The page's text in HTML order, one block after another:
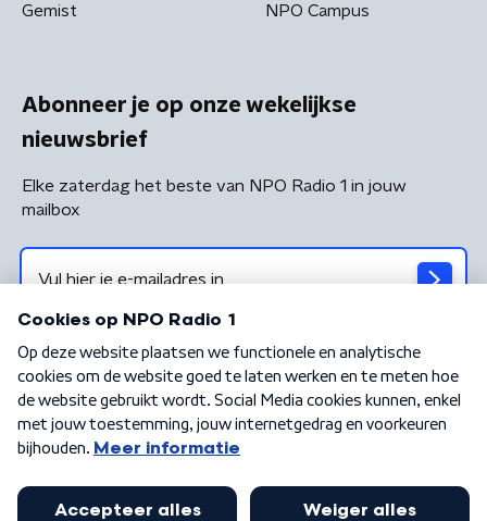
Gemist NPO Campus
Abonneer je op onze wekelijkse
nieuwsbrief
Elke zaterdag het beste van NPO Radio 1 in jouw
mailbox
Algemene voorwaarden